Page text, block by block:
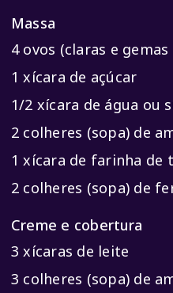
Massa
4 ovos (claras e
1 xícara de açúcar
1/2 xícara de água ou
2 colheres (sopa) de
1 xícara de farinha de
2 colheres (sopa) de
Creme e cobertura
3 xícaras de leite
3 colheres (sopa) de